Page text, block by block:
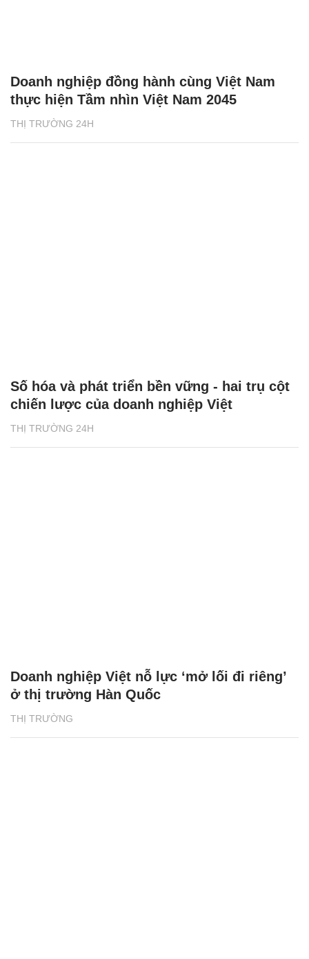
THỊ TRƯỜNG 24H
Doanh nghiệp đồng hành cùng Việt Nam
thực hiện Tầm nhìn Việt Nam 2045
THỊ TRƯỜNG 24H
Số hóa và phát triển bền vững - hai trụ cột
chiến lược của doanh nghiệp Việt
THỊ TRƯỜNG
Doanh nghiệp Việt nỗ lực ‘mở lối đi riêng’
ở thị trường Hàn Quốc